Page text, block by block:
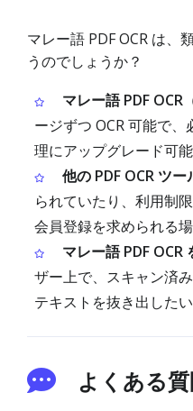
マレー語 PDF OCR は、
うのでしょうか？
マレー語 PDF OCR
ージずつ OCR 可能で
理にアップグレード可能
他の PDF OCR ツー
られていたり、利用制
会員登録を求められる
マレー語 PDF OCR
ザー上で、スキャン済
テキストを抜き出した
よくある